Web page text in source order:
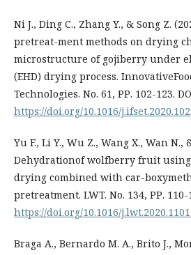
Ni J., Ding C., Zhang Y., & Song Z.
pretreat-ment methods on drying
microstructure of gojiberry under
(EHD) drying process.
Technologies. No. 61, РР. 102-123.
https://doi.org/10.1016/
Yu F., Li Y., Wu Z., Wang X., Wan N.,
Dehydrationof wolfberry fruit
drying combined with car-
pretreatment. LWT. No. 134, РР. 110-
https://doi.org/10.1016/
Braga A., Bernardo M. A., Brito J.,